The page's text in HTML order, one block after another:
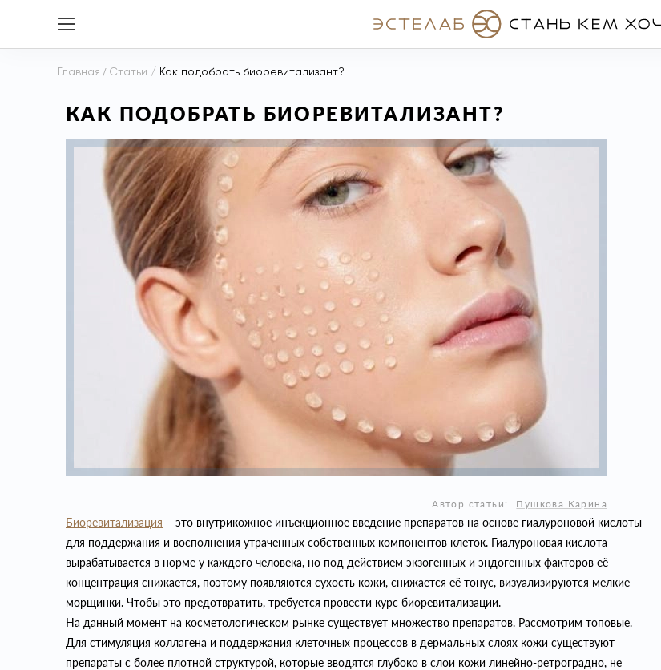
Главная / Статьи / Как подобрать биоревитализант?
КАК ПОДОБРАТЬ БИОРЕВИТАЛИЗАНТ?
Автор статьи: Пушкова Карина
Биоревитализация – это внутрикожное инъекционное введение препаратов на основе гиалуроновой кислоты
для поддержания и восполнения утраченных собственных компонентов клеток. Гиалуроновая кислота
вырабатывается в норме у каждого человека, но под действием экзогенных и эндогенных факторов её
концентрация снижается, поэтому появляются сухость кожи, снижается её тонус, визуализируются мелкие
морщинки. Чтобы это предотвратить, требуется провести курс биоревитализации.
На данный момент на косметологическом рынке существует множество препаратов. Рассмотрим топовые.
Для стимуляция коллагена и поддержания клеточных процессов в дермальных слоях кожи существуют
препараты с более плотной структурой, которые вводятся глубоко в слои кожи линейно-ретроградно, не